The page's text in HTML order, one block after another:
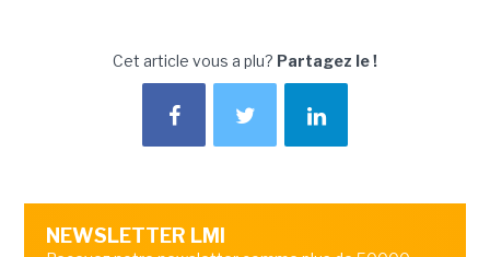
Cet article vous a plu? Partagez le !
NEWSLETTER LMI